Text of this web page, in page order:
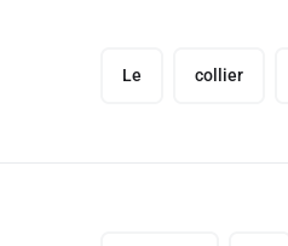
Le collier